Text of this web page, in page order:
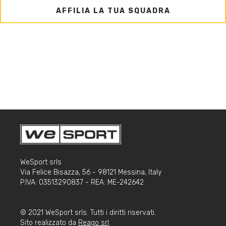
AFFILIA LA TUA SQUADRA
WeSport srls
Via Felice Bisazza, 56 - 98121 Messina, Italy
P.IVA: 03513290837 - REA: ME-242642
© 2021 WeSport srls. Tutti i diritti riservati.
Sito realizzato da Reago srl .